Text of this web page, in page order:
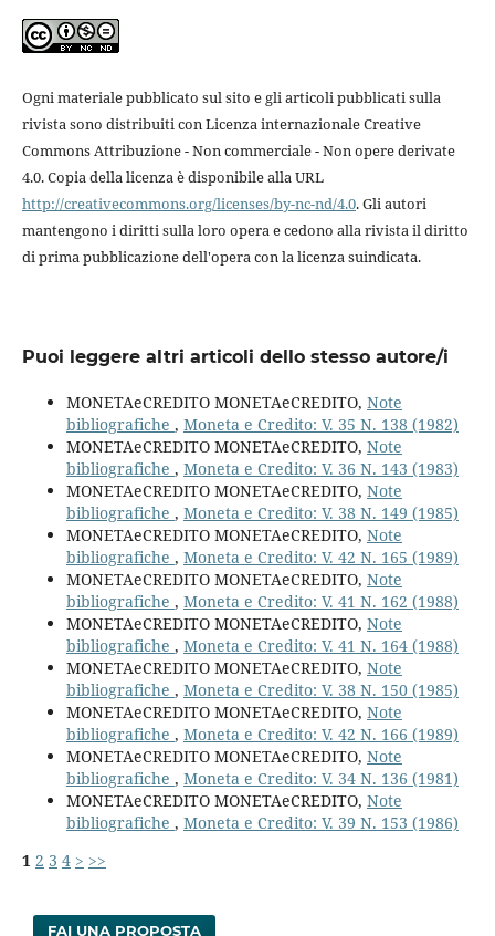
Ogni materiale pubblicato sul sito e gli articoli pubblicati sulla
rivista sono distribuiti con Licenza internazionale Creative
Commons Attribuzione - Non commerciale - Non opere derivate
4.0. Copia della licenza è disponibile alla URL
http://creativecommons.org/licenses/by-nc-nd/4.0. Gli autori
mantengono i diritti sulla loro opera e cedono alla rivista il diritto
di prima pubblicazione dell'opera con la licenza suindicata.
Puoi leggere altri articoli dello stesso autore/i
MONETAeCREDITO MONETAeCREDITO, Note
bibliografiche , Moneta e Credito: V. 35 N. 138 (1982)
MONETAeCREDITO MONETAeCREDITO, Note
bibliografiche , Moneta e Credito: V. 36 N. 143 (1983)
MONETAeCREDITO MONETAeCREDITO, Note
bibliografiche , Moneta e Credito: V. 38 N. 149 (1985)
MONETAeCREDITO MONETAeCREDITO, Note
bibliografiche , Moneta e Credito: V. 42 N. 165 (1989)
MONETAeCREDITO MONETAeCREDITO, Note
bibliografiche , Moneta e Credito: V. 41 N. 162 (1988)
MONETAeCREDITO MONETAeCREDITO, Note
bibliografiche , Moneta e Credito: V. 41 N. 164 (1988)
MONETAeCREDITO MONETAeCREDITO, Note
bibliografiche , Moneta e Credito: V. 38 N. 150 (1985)
MONETAeCREDITO MONETAeCREDITO, Note
bibliografiche , Moneta e Credito: V. 42 N. 166 (1989)
MONETAeCREDITO MONETAeCREDITO, Note
bibliografiche , Moneta e Credito: V. 34 N. 136 (1981)
MONETAeCREDITO MONETAeCREDITO, Note
bibliografiche , Moneta e Credito: V. 39 N. 153 (1986)
1 2 3 4 > >>
FAI UNA PROPOSTA